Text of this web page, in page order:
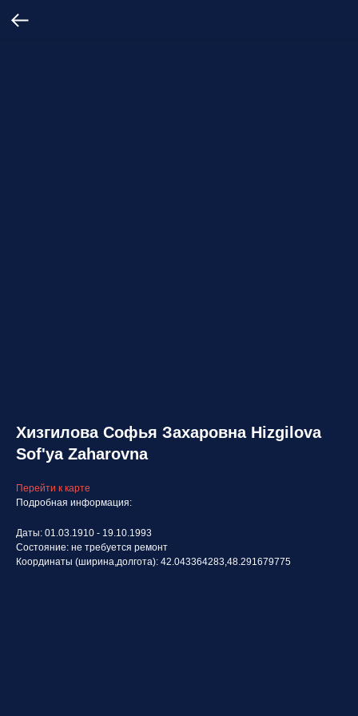
Хизгилова Софья Захаровна Hizgilova
Sof'ya Zaharovna
Перейти к карте
Подробная информация:
Даты: 01.03.1910 - 19.10.1993
Состояние: не требуется ремонт
Координаты (ширина,долгота): 42.043364283,48.291679775